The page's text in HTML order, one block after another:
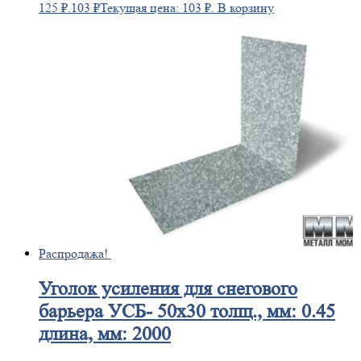
125 ₽.103 ₽Текущая цена: 103 ₽. В корзину
Распродажа!
Уголокусиления для снегового
барьера УСБ- 50х30 толщ., мм: 0.45
длина, мм: 2000